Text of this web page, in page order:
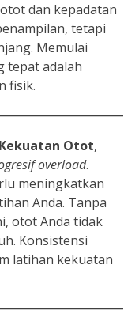
dan kepadatan
tetapi
Memulai
tepat adalah
fisik.
Otot,
overload.
meningkatkan
Anda. Tanpa
otot Anda tidak
Konsistensi
latihan kekuatan